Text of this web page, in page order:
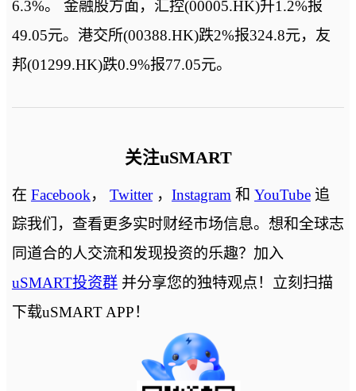
6.3%。 金融股方面，汇控(00005.HK)升1.2%报
49.05元。港交所(00388.HK)跌2%报324.8元，友
邦(01299.HK)跌0.9%报77.05元。
关注uSMART
在 Facebook， Twitter， Instagram 和 YouTube追
踪我们，查看更多实时财经市场信息。想和全球志
同道合的人交流和发现投资的乐趣？加入
uSMART投资群并分享您的独特观点！立刻扫描
下载uSMART APP！